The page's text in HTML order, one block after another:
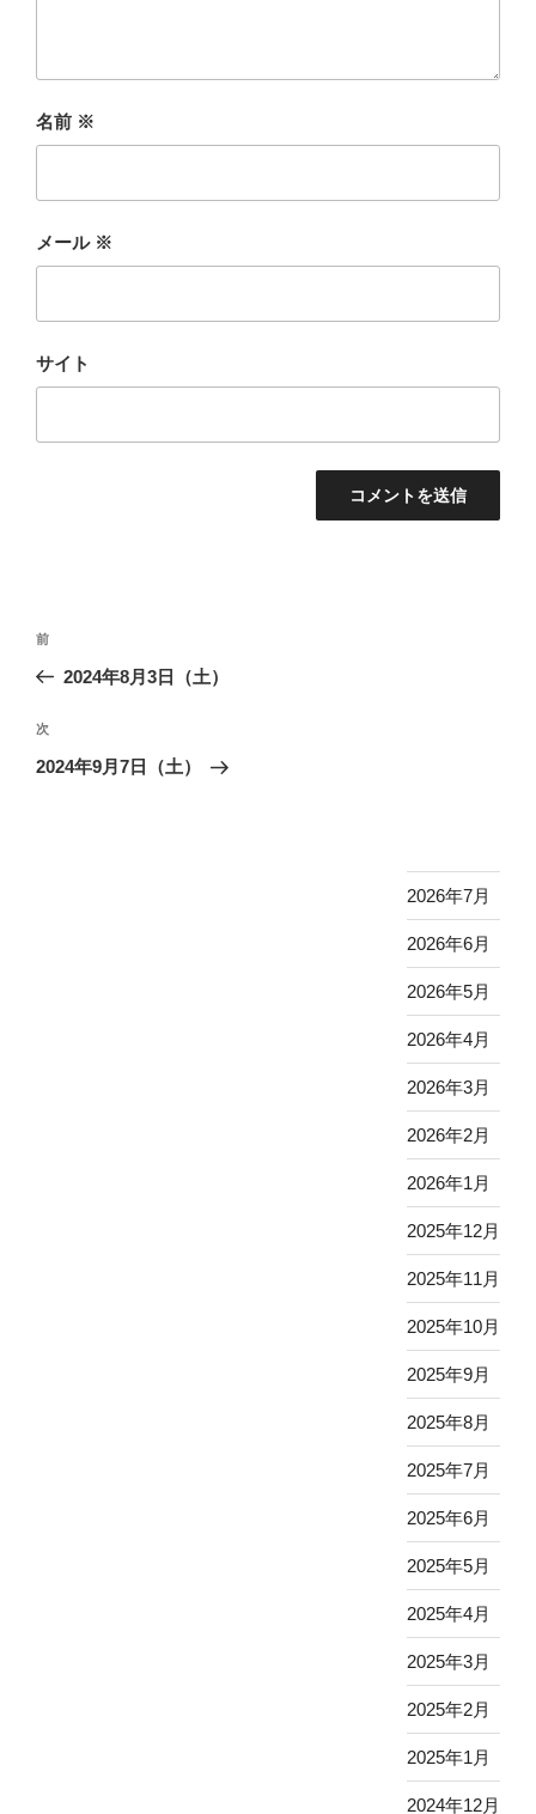
名前 ※
メール ※
サイト
投
ビ
ゲ
前
の
稿
前
2024年8月3日（土）
次
の
次
2024年9月7日（土）
2026年7月
2026年6月
2026年5月
2026年4月
2026年3月
2026年2月
2026年1月
2025年12月
2025年11月
2025年10月
2025年9月
2025年8月
2025年7月
2025年6月
2025年5月
2025年4月
2025年3月
2025年2月
2025年1月
2024年12月